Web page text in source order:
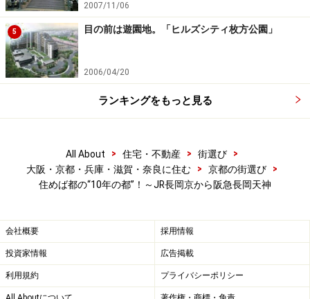
2007/11/06
5 目の前は遊園地。「ヒルズシティ枚方公園」
2006/04/20
ランキングをもっと見る
All About > 住宅・不動産 > 街選び
>
大阪・京都・兵庫・滋賀・奈良に住む
> 京都の街選び
>
住めば都の“10年の都”！～JR長岡京から阪急長岡天神
会社概要 採用情報
投資家情報 広告掲載
利用規約 プライバシーポリシー